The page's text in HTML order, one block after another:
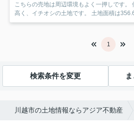
こちらの売地は周辺環境もよく一押しです。
高く、イチオシの土地です。 土地面積は
1
検索条件を変更
川越市の土地情報ならアジア不動産